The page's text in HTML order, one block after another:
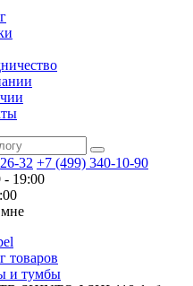
32 +7 (499) 340-10-90
- 19:00
мне
товаров
и тумбы